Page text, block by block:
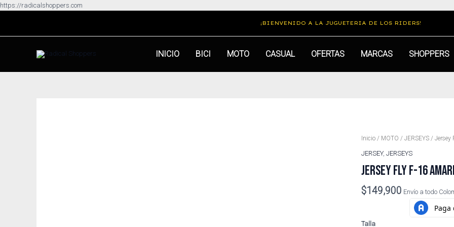
https://radicalshoppers.com
¡BIENVENIDO A LA JUGUETERIA DE LOS RIDERS!
INICIO BICI MOTO CASUAL OFERTAS MARCAS SHOPPERS
Inicio / MOTO /JERSEYS / Jersey
JERSEY,JERSEYS
JERSEY FLY F-16
$149,900 Envío a todo
Talla
Jersey
16
Blanco